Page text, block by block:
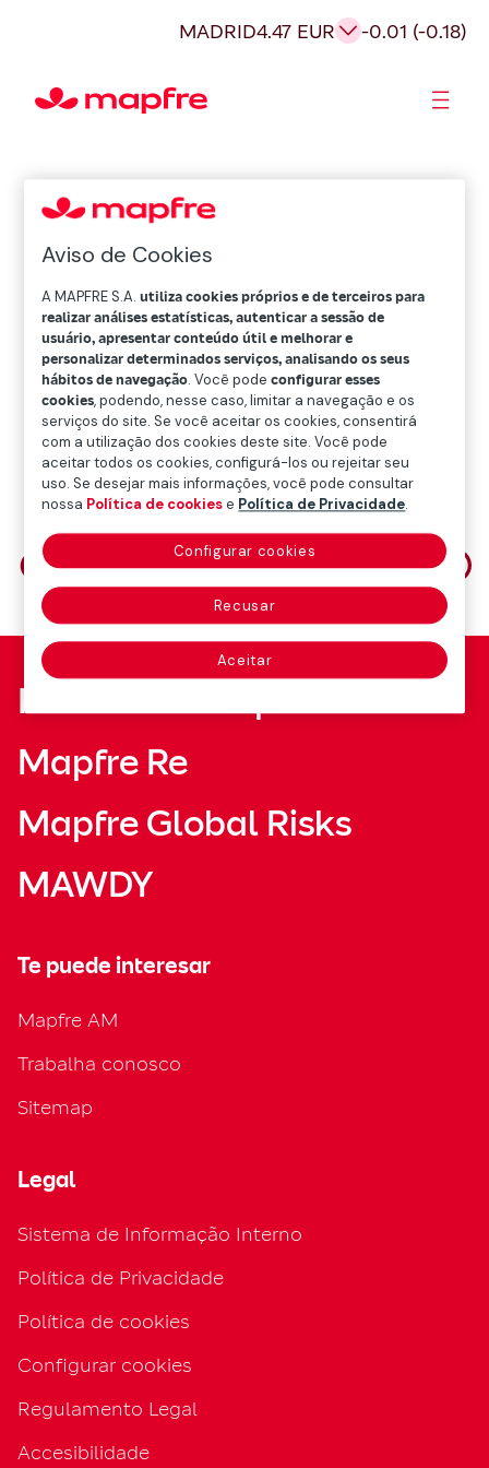
MADRID4.47 EUR -0.01 (-0.18)
Compartilhe em
Fundación Mapfre
Mapfre Re
Mapfre Global Risks
MAWDY
Te puede interesar
Mapfre AM
Trabalha conosco
Sitemap
Legal
Sistema de Informação Interno
Política de Privacidade
Política de cookies
Configurar cookies
Regulamento Legal
Accesibilidade
Aviso de Cookies
A MAPFRE S.A.utiliza cookies próprios e de terceiros para
realizar análises estatísticas, autenticar a sessão de
usuário, apresentar conteúdo útil e melhorar e
personalizar determinados serviços, analisando os seus
hábitos de navegação. Você podeconfigurar esses
cookies, podendo, nesse caso, limitar a navegação e os
serviços do site. Se você aceitar os cookies, consentirá
com a utilização dos cookies deste site. Você pode
aceitar todos os cookies, configurá-los ou rejeitar seu
uso. Se desejar mais informações, você pode consultar
nossa Política de cookiese Política de Privacidade.
Configurar cookies
Recusar
Aceitar